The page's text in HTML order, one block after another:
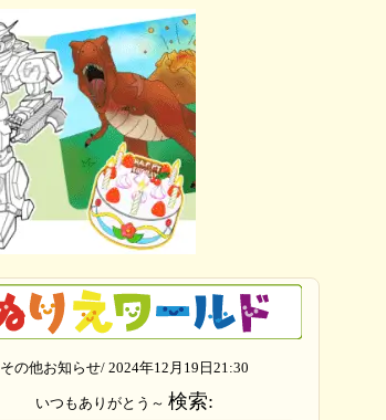
その他お知らせ/ 2024年12月19日21:30
いつもありがとう～検索: